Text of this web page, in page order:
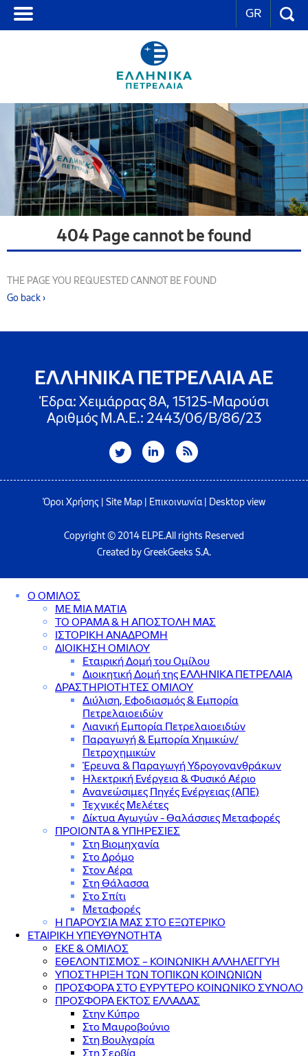
GR
404 Page cannot be found
THE PAGE YOU REQUESTED CANNOT BE FOUND
Go back ›
ΕΛΛΗΝΙΚΑ ΠΕΤΡΕΛΑΙΑ ΑΕ
Έδρα: Χειμάρρας 8A, 15125-Μαρούσι
Αριθμός Μ.Α.Ε.: 2443/06/Β/86/23
Όροι Χρήσης Site Map Επικοινωνία| Desktop view
Copyright © 2014 ELPE.All rights Reserved
Created by GreekGeeks S.A.
Ο ΟΜΙΛΟΣ
ΜΕ ΜΙΑ ΜΑΤΙΑ
ΤΟ ΟΡΑΜΑ & Η ΑΠΟΣΤΟΛΗ ΜΑΣ
ΙΣΤΟΡΙΚΗ ΑΝΑΔΡΟΜΗ
ΔΙΟΙΚΗΣΗ ΟΜΙΛΟΥ
Εταιρική Δομή του Ομίλου
Διοικητική Δομή της ΕΛΛΗΝΙΚΑ ΠΕΤΡΕΛΑΙΑ
ΔΡΑΣΤΗΡΙΟΤΗΤΕΣ ΟΜΙΛΟΥ
Διύλιση, Εφοδιασμός & Εμπορία
Πετρελαιοειδών
Λιανική Εμπορία Πετρελαιοειδών
Παραγωγή & Εμπορία Χημικών/
Πετροχημικών
Έρευνα & Παραγωγή Υδρογονανθράκων
Ηλεκτρική Ενέργεια & Φυσικό Αέριο
Ανανεώσιμες Πηγές Ενέργειας (ΑΠΕ)
Τεχνικές Μελέτες
Δίκτυα Αγωγών - Θαλάσσιες Μεταφορές
ΠΡΟΙΟΝΤΑ & YΠΗΡΕΣΙΕΣ
Στη Βιομηχανία
Στο Δρόμο
Στον Αέρα
Στη Θάλασσα
Στο Σπίτι
Μεταφορές
Η ΠΑΡΟΥΣΙΑ ΜΑΣ ΣΤΟ ΕΞΩΤΕΡΙΚΟ
ΕΤΑΙΡΙΚΗ ΥΠΕΥΘΥΝΟΤΗΤΑ
ΕΚΕ & ΟΜΙΛΟΣ
ΕΘΕΛΟΝΤΙΣΜΟΣ – ΚΟΙΝΩΝΙΚΗ ΑΛΛΗΛΕΓΓΥΗ
ΥΠΟΣΤΗΡΙΞΗ ΤΩΝ ΤΟΠΙΚΩΝ ΚΟΙΝΩΝΙΩΝ
ΠΡΟΣΦΟΡΑ ΣΤΟ ΕΥΡΥΤΕΡΟ ΚΟΙΝΩΝΙΚΟ ΣΥΝΟΛΟ
ΠΡΟΣΦΟΡΑ ΕΚΤΟΣ ΕΛΛΑΔΑΣ
Στην Κύπρο
Στο Μαυροβούνιο
Στη Βουλγαρία
Στη Σερβία